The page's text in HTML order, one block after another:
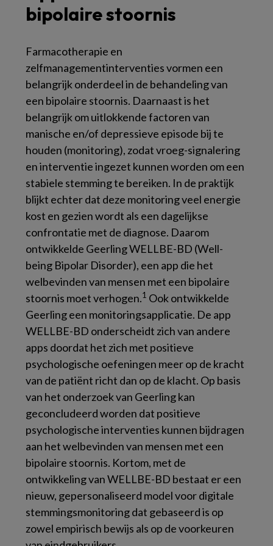
bipolaire stoornis
Farmacotherapie en
zelfmanagementinterventies vormen een
belangrijk onderdeel in de behandeling van
een bipolaire stoornis. Daarnaast is het
belangrijk om uitlokkende factoren van
manische en/of depressieve episode bij te
houden (monitoring), zodat vroeg-signalering
en interventie ingezet kunnen worden om een
stabiele stemming te bereiken. In de praktijk
blijkt echter dat deze monitoring veel energie
kost en gezien wordt als een dagelijkse
confrontatie met de diagnose. Daarom
ontwikkelde Geerling WELLBE-BD (Well-
being Bipolar Disorder), een app die het
welbevinden van mensen met een bipolaire
stoornis moet verhogen.1 Ook ontwikkelde
Geerling een monitoringsapplicatie. De app
WELLBE-BD onderscheidt zich van andere
apps doordat het zich met positieve
psychologische oefeningen meer op de kracht
van de patiënt richt dan op de klacht. Op basis
van het onderzoek van Geerling kan
geconcludeerd worden dat positieve
psychologische interventies kunnen bijdragen
aan het welbevinden van mensen met een
bipolaire stoornis. Kortom, met de
ontwikkeling van WELLBE-BD bestaat er een
nieuw, gepersonaliseerd model voor digitale
stemmingsmonitoring dat gebaseerd is op
zowel empirisch bewijs als op de voorkeuren